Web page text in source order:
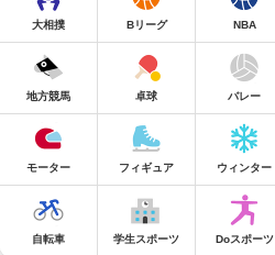
大相撲 Bリーグ NBA
地方競馬 卓球 バレー
モーター フィギュア ウィンター
自転車 学生スポーツ Doスポーツ